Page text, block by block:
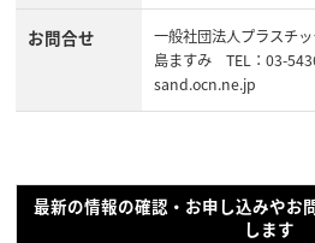
お問合せ
一般社団法人プラスチ
島ますみ TEL：03-
sand.ocn.ne.jp
最新の情報の確認・お申し込みやお
します